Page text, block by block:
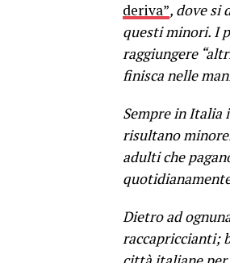
deriva”, dove si
questi minori. I
raggiungere
finisca nelle
Sempre in Italia
risultano
adulti che
Dietro ad
raccapriccianti;